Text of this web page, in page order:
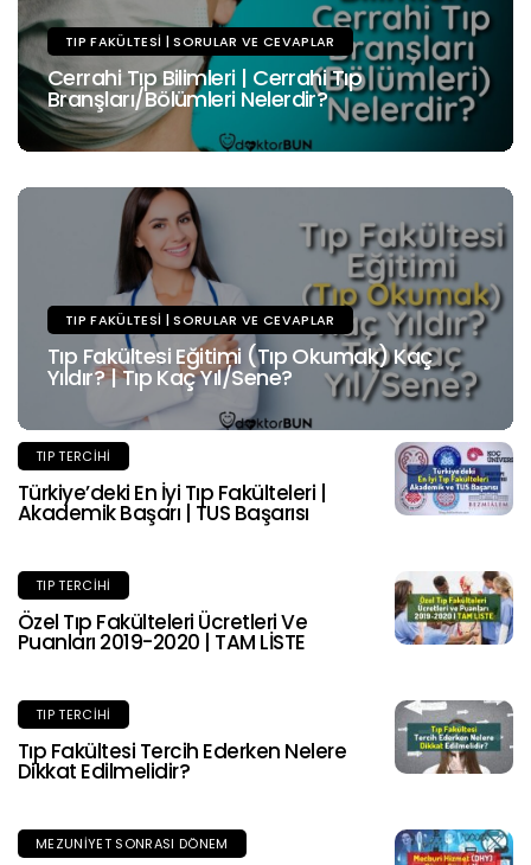
TIP FAKÜLTESI | SORULAR VE CEVAPLAR
Cerrahi Tıp Bilimleri | Cerrahi Tıp
Branşları/Bölümleri Nelerdir?
TIP FAKÜLTESI | SORULAR VE CEVAPLAR
Tıp Fakültesi Eğitimi (Tıp Okumak) Kaç
Yıldır? | Tıp Kaç Yıl/Sene?
TIP TERCIHI
Türkiye’deki En İyi Tıp Fakülteleri |
Akademik Başarı | TUS Başarısı
TIP TERCIHI
Özel Tıp Fakülteleri Ücretleri Ve
Puanları 2019-2020 | TAM LİSTE
TIP TERCIHI
Tıp Fakültesi Tercih Ederken Nelere
Dikkat Edilmelidir?
MEZUNIYET SONRASI DÖNEM